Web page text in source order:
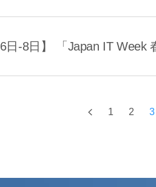
6日-8日】 「Japan IT Week
1 2 3